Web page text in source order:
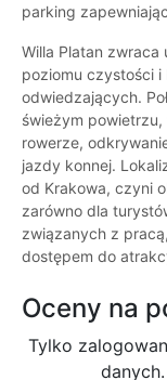
parking
Willa Platan
poziomu czystości
odwiedzających.
świeżym
rowerze,
jazdy konnej.
od Krakowa, czyni
zarówno dla
związanych z
dostępem do
Oceny na
Tylko
danych.